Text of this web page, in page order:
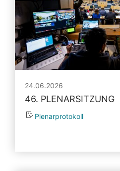
24.06.2026
46. PLENARSITZUNG
Plenarprotokoll